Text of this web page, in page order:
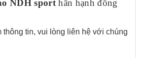
NDH sporthân hạnh đồng
thông tin, vui lòng liên hệ với chúng